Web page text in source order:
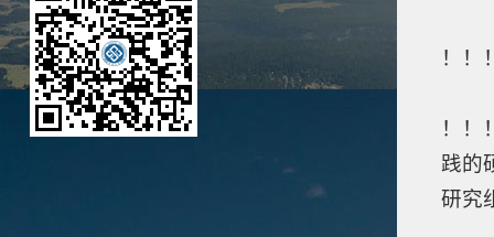
！！
！！
践的
研究